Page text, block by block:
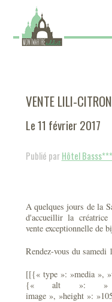
VENTE LILI-
Le 11 février 2017
Publié parHôtel Basss***
A quelques jours de la
d'accueillir la
vente exceptionnelle de
Rendez-vous du
[[{« type »: »media »,
{« alt »: »
image », »height »: